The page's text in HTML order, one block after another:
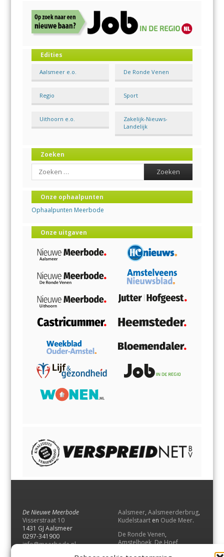
Edities
Aalsmeer e.o. De Ronde Venen
Regio Sport
Uithoorn e.o.
Zakelijk-Nieuws-
Landelijk
Zoeken
Search
Onze ophaalpunten
Ophaalpunten Meerbode
Onze uitgaven
De Nieuwe Meerbode
Visserstraat 10
1431 GJ Aalsmeer
0297-341900
info@meerbode.nl
Aalsmeer, Aalsmeerderbrug,
Kudelstaart en Oude Meer.
De Ronde Venen,
Amstelhoek,De Hoef,